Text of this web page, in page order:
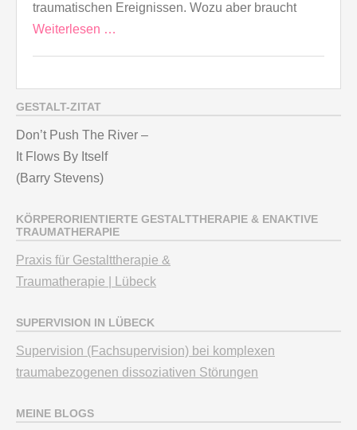
traumatischen Ereignissen. Wozu aber braucht
Weiterlesen …
GESTALT-ZITAT
Don’t Push The River –
It Flows By Itself
(Barry Stevens)
KÖRPERORIENTIERTE GESTALTTHERAPIE & ENAKTIVE
TRAUMATHERAPIE
Praxis für Gestalttherapie &
Traumatherapie | Lübeck
SUPERVISION IN LÜBECK
Supervision (Fachsupervision) bei komplexen
traumabezogenen dissoziativen Störungen
MEINE BLOGS